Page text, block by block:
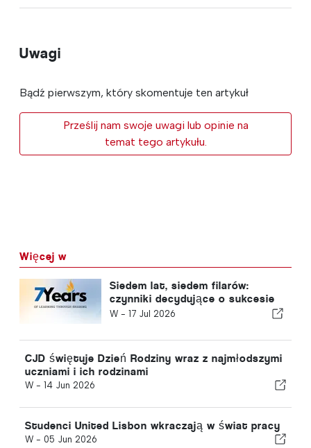
Uwagi
Bądź pierwszym, który skomentuje ten artykuł
Prześlij nam swoje uwagi lub opinie na
temat tego artykułu.
Więcej w
Siedem lat, siedem filarów:
czynniki decydujące o sukcesie
ISS w Lizbonie
W - 17 Jul 2026
CJD świętuje Dzień Rodziny wraz z najmłodszymi
uczniami i ich rodzinami
W - 14 Jun 2026
Studenci United Lisbon wkraczają w świat pracy
W - 05 Jun 2026